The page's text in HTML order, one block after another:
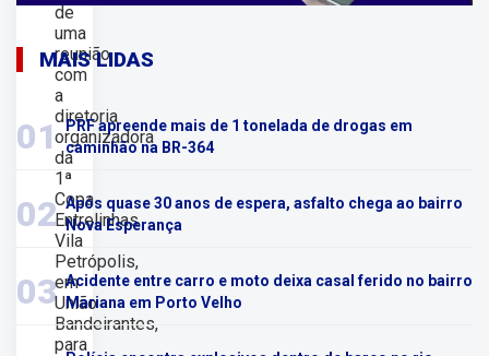
de
uma
reunião
com
a
diretoria
organizadora
da
1ª
Copa
Entrelinhas
Vila
Petrópolis,
em
União
Bandeirantes,
para
MAIS LIDAS
01 PRF apreende mais de 1 tonelada de drogas em
caminhão na BR-364
02 Após quase 30 anos de espera, asfalto chega ao bairro
Nova Esperança
03 Acidente entre carro e moto deixa casal ferido no bairro
Mariana em Porto Velho